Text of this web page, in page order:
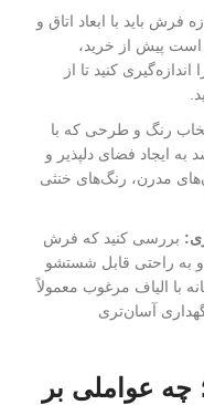
فرش باید با ابعاد اتاق و
است پیش از خرید،
کنید تا از
رنگ و طرحی که با
ایجاد فضای دلپذیر و
مدرن، رنگ‌های خنثی
بررسی کنید که فرش
و به راحتی قابل شستشو
کردن باشد. فرش‌های 1200 شانه با الیاف مرغوب معمولاً
آسان‌تری
شانه؛ چه عواملی بر